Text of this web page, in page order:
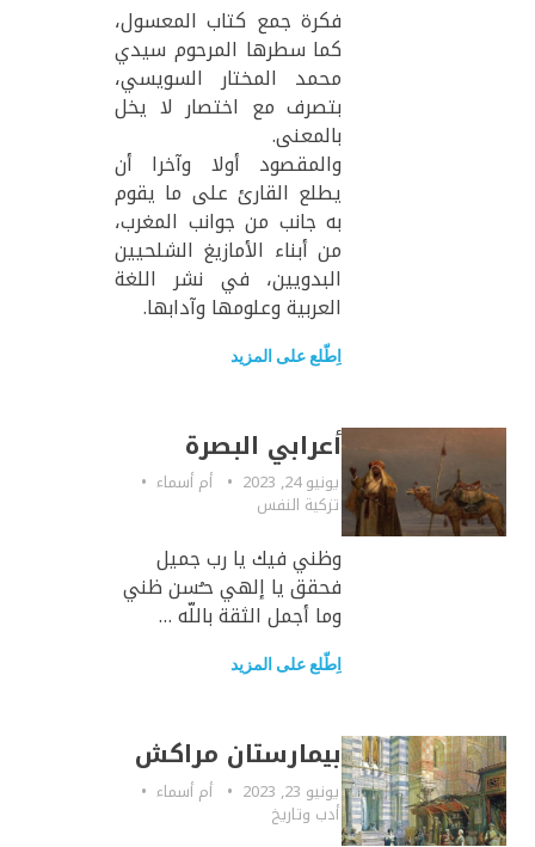
فكرة جمع كتاب المعسول،
كما سطرها المرحوم سيدي
محمد المختار السويسي،
بتصرف مع اختصار لا يخل
بالمعنى.
والمقصود أولا وآخرا أن
يطلع القارئ على ما يقوم
به جانب من جوانب المغرب،
من أبناء الأمازيغ الشلحيين
البدويين، في نشر اللغة
العربية وعلومها وآدابها.
اِطّلع على المزيد
أعرابي البصرة
يونيو 24, 2023 أم أسماء
تزكية النفس
وظني فيك يا رب جميل
فحقق يا إلهي حـُسن ظني
وما أجمل الثقة باللّه …
اِطّلع على المزيد
بيمارستان مراكش
يونيو 23, 2023 أم أسماء
أدب وتاريخ